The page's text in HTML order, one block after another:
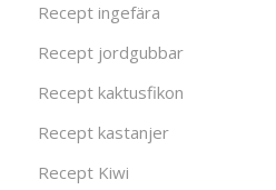
Recept ingefära
Recept jordgubbar
Recept kaktusfikon
Recept kastanjer
Recept Kiwi